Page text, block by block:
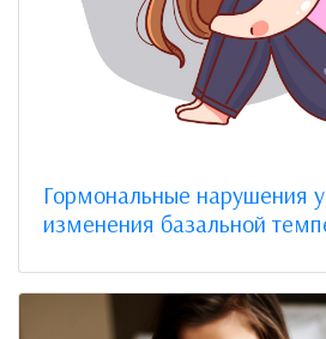
Гормональные нарушения
изменения базальной